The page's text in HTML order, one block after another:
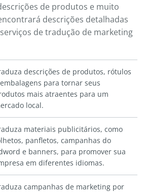
de produtos e muito
descrições detalhadas
de tradução de marketing
descrições de produtos, rótulos
para tornar seus
mais atraentes para um
local.
materiais publicitários, como
panfletos, campanhas do
e banners, para promover sua
em diferentes idiomas.
campanhas de marketing por